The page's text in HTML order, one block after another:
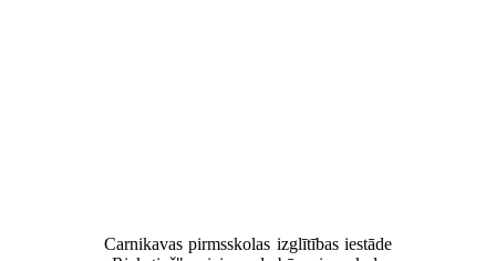
Carnikavas pirmsskolas izglītības iestāde